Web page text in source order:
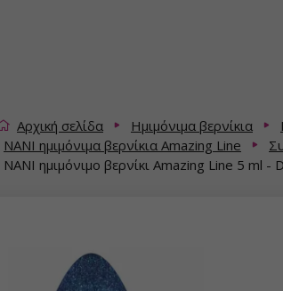
Αρχική σελίδα Ημιμόνιμα βερνίκια
NANI ημιμόνιμα βερνίκια Amazing Line
NANI ημιμόνιμο βερνίκι Amazing Line 5 ml -